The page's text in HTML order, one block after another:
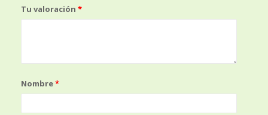
Tu valoración *
Nombre*